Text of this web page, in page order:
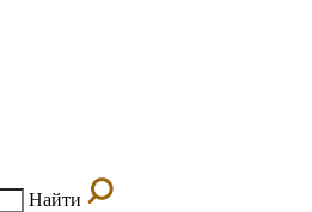
Найти